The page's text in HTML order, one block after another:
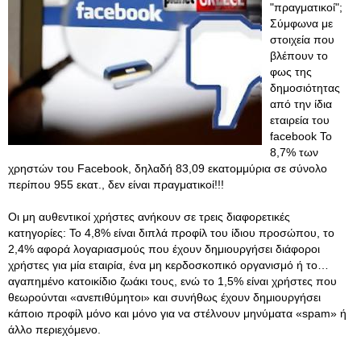
"πραγματικοί";
Σύμφωνα με
στοιχεία που
βλέπουν το
φως της
δημοσιότητας
από την ίδια
εταιρεία του
facebook Το
8,7% των
χρηστών του Facebook, δηλαδή 83,09 εκατομμύρια σε σύνολο
περίπου 955 εκατ., δεν είναι πραγματικοί!!!
Οι μη αυθεντικοί χρήστες ανήκουν σε τρεις διαφορετικές
κατηγορίες: Το 4,8% είναι διπλά προφίλ του ίδιου προσώπου, το
2,4% αφορά λογαριασμούς που έχουν δημιουργήσει διάφοροι
χρήστες για μία εταιρία, ένα μη κερδοσκοπικό οργανισμό ή το…
αγαπημένο κατοικίδιο ζωάκι τους, ενώ το 1,5% είναι χρήστες που
θεωρούνται «ανεπιθύμητοι» και συνήθως έχουν δημιουργήσει
κάποιο προφίλ μόνο και μόνο για να στέλνουν μηνύματα «spam» ή
άλλο περιεχόμενο.